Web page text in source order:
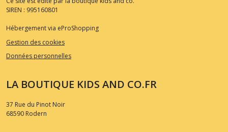
SIREN : 995160801
Hébergement via eProShopping
Gestion des cookies
Données personnelles
LA BOUTIQUE KIDS AND CO.FR
37 Rue du Pinot Noir
68590 Rodern